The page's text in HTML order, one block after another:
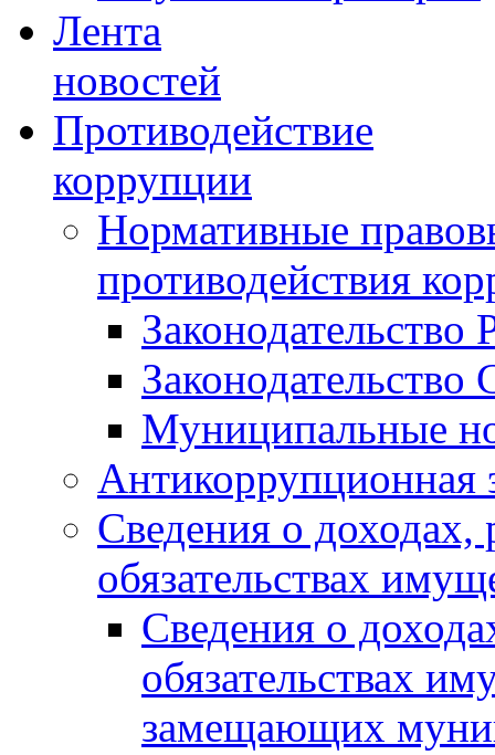
Лента
новостей
Противодействие
коррупции
Нормативные
противодействия
Законодательство
Муниципальные
Антикоррупционная
Сведения о доходах,
обязательствах
Сведения о
обязательствах
замещающих